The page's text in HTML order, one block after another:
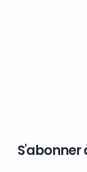
S'abonner